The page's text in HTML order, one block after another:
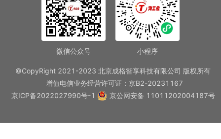
微信公众号 小程序
©CopyRight 2021-2023 北京成格智享科技有限公司 版权所有
增值电信业务经营许可证：京B2-20231167
京ICP备2022027990号-1
京公网安备 11011202004187号